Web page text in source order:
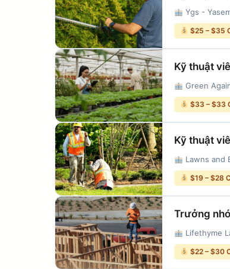
Ygs -
$25 – $35
Kỹ thuật
Green
$33 – $33
Kỹ thuật
Lawns and
$19 – $28
Trưởng
Lifethyme
$22 – $30